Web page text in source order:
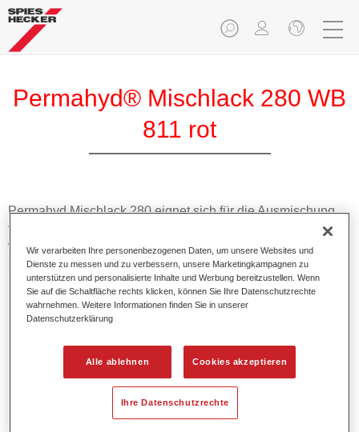
Permahyd® Mischlack 280 WB
811 rot
Permahyd Mischlack 280 eignet sich für die Ausmischung
von Permahyd Perlmutt Basislack 285, einem hochwertigen
wasserverdünnbaren Basislacksystem. Es basiert auf einer
speziellen PU-Dispersionstechnologie für Uni- und
Effektlackierungen.
Produktmerkmale
1,5 Spritzgängen.
Bietet ein gutes Standvermögen.
Verfügt über ein hohes Deckvermögen.
Besitzt eine hohe Farbtongenauigkeit.
Wir verarbeiten Ihre personenbezogenen Daten, um unsere Websites und
Dienste zu messen und zu verbessern, unsere Marketingkampagnen zu
unterstützen und personalisierte Inhalte und Werbung bereitzustellen. Wenn
Sie auf die Schaltfläche rechts klicken, können Sie Ihre Datenschutzrechte
wahrnehmen. Weitere Informationen finden Sie in unserer
Datenschutzerklärung
Alle ablehnen Cookies akzeptieren
Ihre Datenschutzrechte